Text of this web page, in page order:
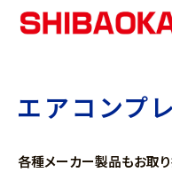
エアコンプ
各種メーカー製品もお取り